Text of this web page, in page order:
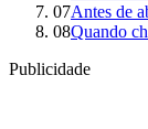
07Antes de
08Quando
Publicidade